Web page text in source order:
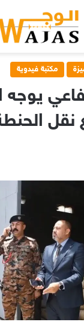
مكتبة فيدوية
يوجه
نقل